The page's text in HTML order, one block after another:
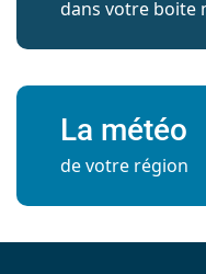
dans votre boite
La météo
de votre région